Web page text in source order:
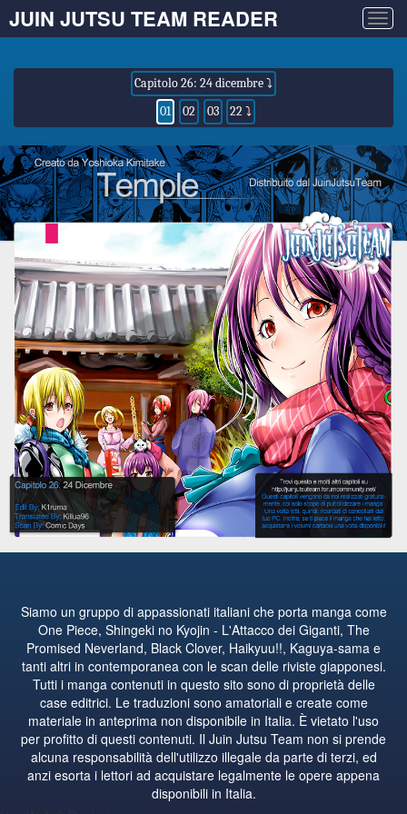
JUIN JUTSU TEAM READER
Capitolo 26: 24 dicembre ⤵
01
02 03 22 ⤵
Siamo un gruppo di appassionati italiani che porta manga come
One Piece, Shingeki no Kyojin - L'Attacco dei Giganti, The
Promised Neverland, Black Clover, Haikyuu!!, Kaguya-sama e
tanti altri in contemporanea con le scan delle riviste giapponesi.
Tutti i manga contenuti in questo sito sono di proprietà delle
case editrici. Le traduzioni sono amatoriali e create come
materiale in anteprima non disponibile in Italia. È vietato l'uso
per profitto di questi contenuti. Il Juin Jutsu Team non si prende
alcuna responsabilità dell'utilizzo illegale da parte di terzi, ed
anzi esorta i lettori ad acquistare legalmente le opere appena
disponibili in Italia.